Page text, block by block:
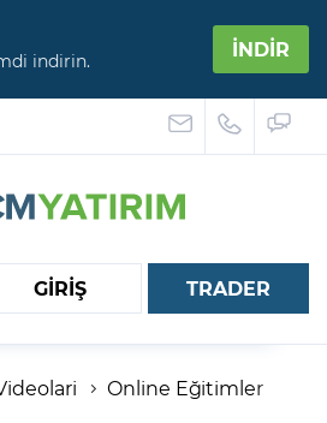
indirin. İNDİR
GİRİŞ TRADER
Online Eğitimler